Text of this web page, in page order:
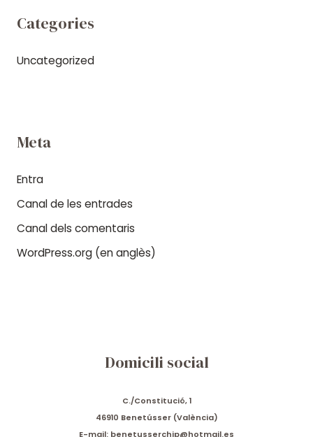
Categories
Uncategorized
Meta
Entra
Canal de les entrades
Canal dels comentaris
WordPress.org (en anglès)
Domicili social
C./Constitució, 1
46910 Benetússer (València)
E-mail: benetusserchip@hotmail.es